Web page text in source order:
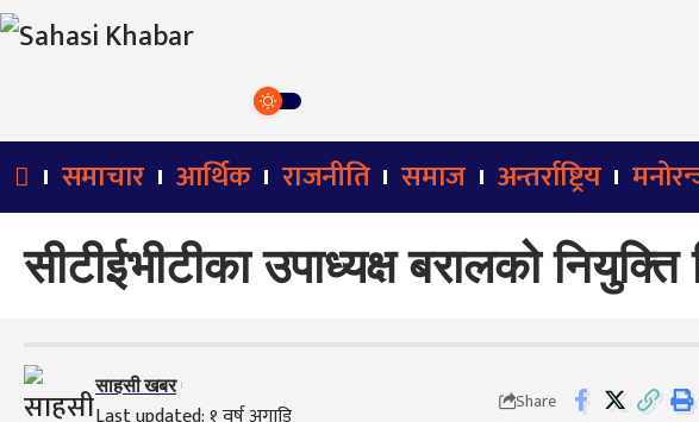
समाचार आर्थिक राजनीति समाज अन्तर्राष्ट्रिय
सीटीईभीटीका उपाध्यक्ष बरालको
साहसी खबर
Share